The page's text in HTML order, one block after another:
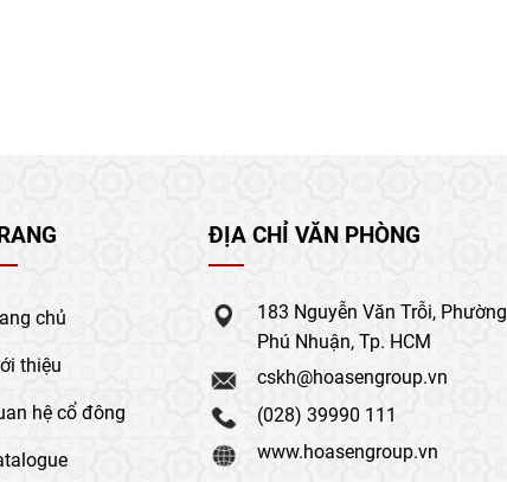
chủ
thiệu
hệ cổ đông
ĐỊA CHỈ VĂN PHÒNG
183 Nguyễn Văn Trỗi, Phường
Phú Nhuận, Tp. HCM
cskh@hoasengroup.vn
(028) 39990 111
www.hoasengroup.vn